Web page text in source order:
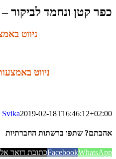
כפר קטן ונחמד לביקור – Landeron
ניווט
ניווט
Svika2019-02-18T16:46:12+02:00
אהבתם? שתפו ברשתות החברתיות
FacebookWhatsApp כתובת דואר